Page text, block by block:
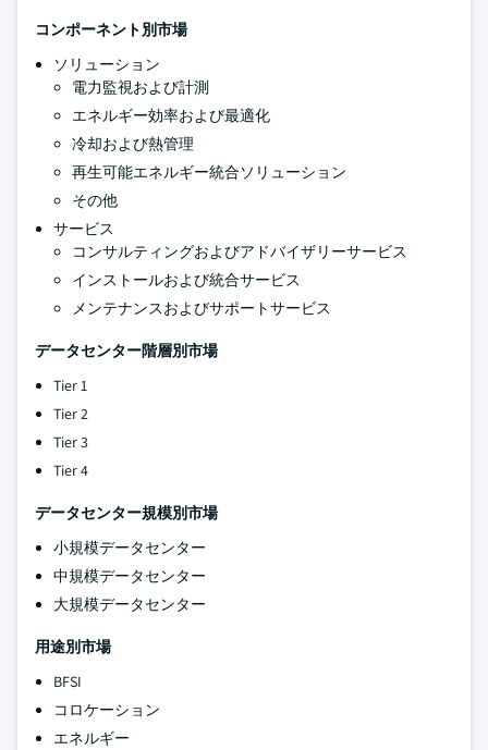
コンポーネント別市場
ソリューション
電力監視および計測
エネルギー効率および最適化
冷却および熱管理
再生可能エネルギー統合ソリューション
その他
サービス
コンサルティングおよびアドバイザリーサービス
インストールおよび統合サービス
メンテナンスおよびサポートサービス
データセンター階層別市場
Tier 1
Tier 2
Tier 3
Tier 4
データセンター規模別市場
小規模データセンター
中規模データセンター
大規模データセンター
用途別市場
BFSI
コロケーション
エネルギー